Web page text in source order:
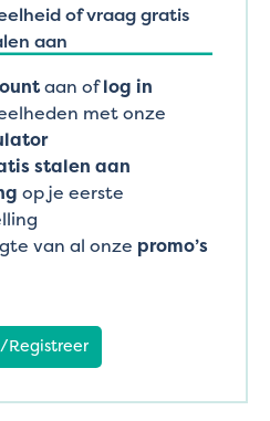
of vraag gratis
aan
aan oflog in
met onze
stalen aan
op je eerste
van al onze promo’s
Registreer